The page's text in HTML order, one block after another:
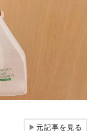
▶元記事を見る